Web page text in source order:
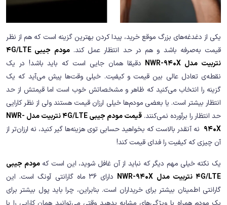
یکی از دغدغه‌های بزرگ موقع خرید، پیدا کردن بهترین گزینه است که هم از نظر
قیمت به‌صرفه باشد و هم در حد انتظار عمل کند.
مودم جیبی 4G/LTE
نتربیت مدل NWR-940X
دقیقا همان جایی است که باید باشد! در یک
نقطه‌ی تعادل عالی بین قیمت و کیفیت. خیلی وقت‌ها پیش می‌آید که یک
گزینه را انتخاب می‌کنید که ظاهر و مشخصاتش خوب است اما قیمتش از حد
انتظار بیشتر است. یا بعضی مودم‌ها خیلی ارزان قیمت هستند ولی از نظر کارایی
حد انتظار را برآورده نمی‌کنند.
قیمت مودم جیبی 4G/LTE نتربیت مدل NWR-
940X نه آنقدر بالاست که بخواهید حسابی توی هزینه‌ها گیر کنید، نه ارزان‌تر از
آن چیزی که کیفیت را فدای قیمت کند!
یک نکته خیلی مهم دیگر که نباید از آن غافل شوید، این است کهمودم جیبی
4G/LTE نتربیت مدل NWR-940X
دارای 36 ماه گارانتی آونگ است. این
گارانتی اطمینان بیشتر برای خریداران است. بنابراین، چرا باید پول بیشتر برای